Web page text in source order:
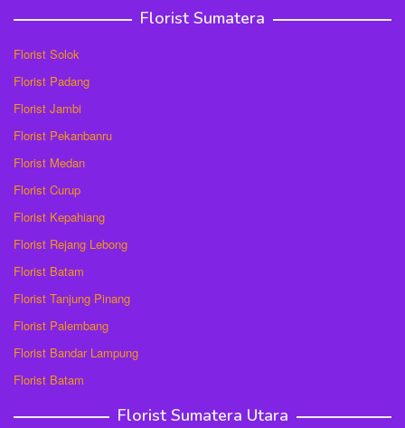
Florist Sumatera
Florist Solok
Florist Padang
Florist Jambi
Florist Pekanbanru
Florist Medan
Florist Curup
Florist Kepahiang
Florist Rejang Lebong
Florist Batam
Florist Tanjung Pinang
Florist Palembang
Florist Bandar Lampung
Florist Batam
Florist Sumatera Utara